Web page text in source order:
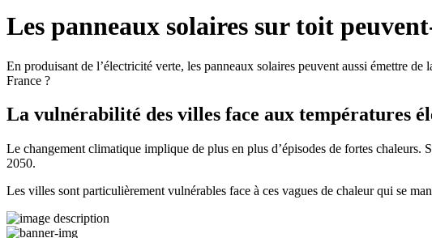
Les panneaux solaires sur toit
En produisant de l’électricité verte, les panneaux solaires peuvent aussi émettre
France ?
La vulnérabilité des villes face aux températures
Le changement climatique implique de plus en plus d’épisodes de fortes
2050.
Les villes sont particulièrement vulnérables face à ces vagues de chaleur qui se